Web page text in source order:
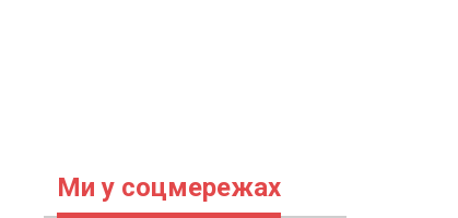
Ми у соцмережах